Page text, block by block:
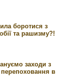
боротися з
та рашизму?!
заходи з
перепоховання в